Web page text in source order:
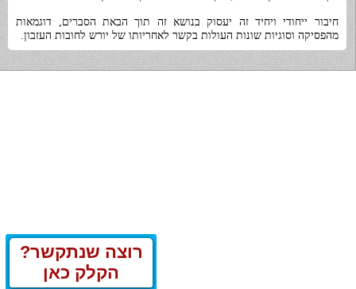
חיבור ייחודי ויחיד זה יעסוק בנושא זה תוך הבאת הסברים, דוגמאות
מהפסיקה וסוגיות שונות העולות בקשר לאחריותו של יורש לחובות העזבון.
רוצה שנתקשר?
הקלק כאן